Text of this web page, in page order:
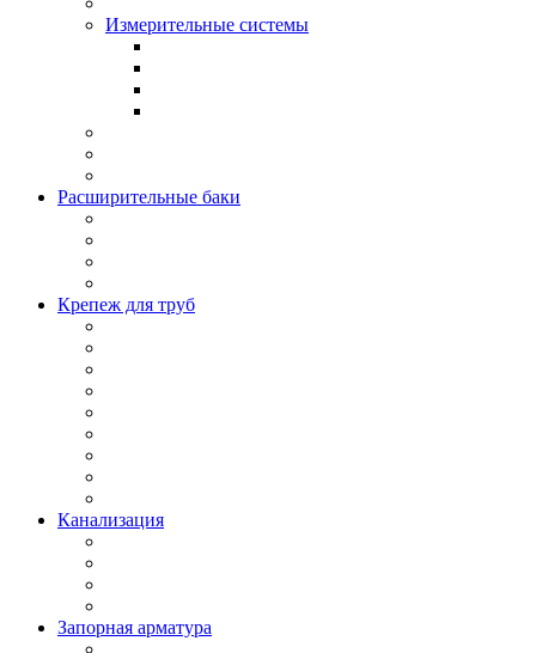
Измерительные системы
Расширительные баки
Крепеж для труб
Канализация
Запорная арматура